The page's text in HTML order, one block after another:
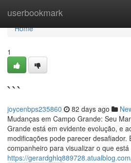
userbookmark
Home
Home
1
```
joycenbps235860 82 days ago
Mudanças em Campo Grande: Seu
Grande está em evidente evolução, e
modificações pode parecer desafiador.
companheiro para visualizar o que está
https://